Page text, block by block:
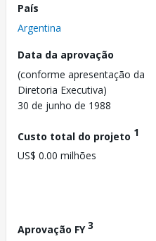
País
Argentina
Data da aprovação
(conforme apresentação da
Diretoria Executiva)
30 de junho de 1988
Custo total do projeto 1
US$ 0.00 milhões
Aprovação FY3